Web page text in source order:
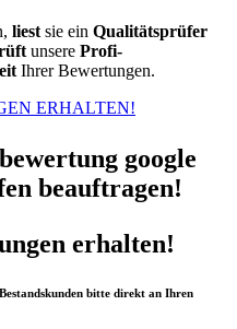
liest sie ein Qualitätsprüfer
unsere Profi-
Ihrer Bewertungen.
ERHALTEN!
google
beauftragen!
erhalten!
bitte direkt an Ihren